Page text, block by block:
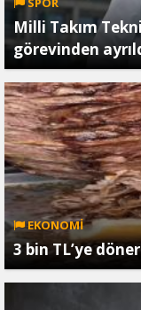
Milli Takım
görevinden
EKONOMİ
3 bin TL’ye